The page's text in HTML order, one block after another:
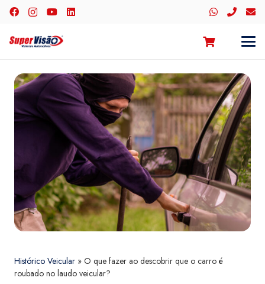
Histórico Veicular » O que fazer ao descobrir que o carro é
roubado no laudo veicular?